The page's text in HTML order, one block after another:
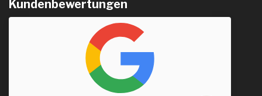
Kundenbewertungen